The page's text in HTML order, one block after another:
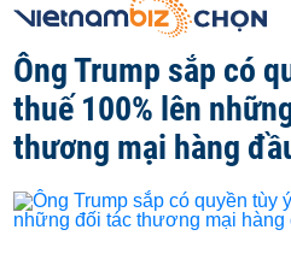
Ông Trump sắp có
thuế 100% lên
thương mại hàng